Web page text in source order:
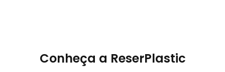
Conheça a ReserPlastic